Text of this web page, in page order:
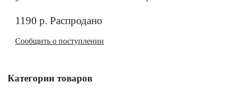
1190 р. Распродано
Сообщить о поступлении
Категории товаров